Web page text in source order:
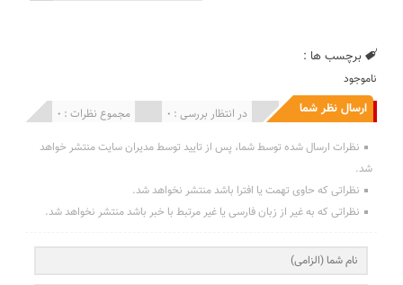
برچسب ها :
ناموجود
ارسال نظر شما مجموع نظرات : 0 در انتظار بررسی : 0 انتشار یافته : 0
نظرات ارسال شده توسط شما، پس از تایید توسط مدیران سایت منتشر خواهد
شد.
نظراتی که حاوی تهمت یا افترا باشد منتشر نخواهد شد.
نظراتی که به غیر از زبان فارسی یا غیر مرتبط با خبر باشد منتشر نخواهد شد.